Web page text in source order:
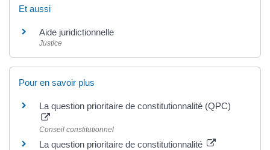
Et aussi
Aide juridictionnelle
Justice
Pour en savoir plus
La question prioritaire de constitutionnalité (QPC)
Conseil constitutionnel
La question prioritaire de constitutionnalité